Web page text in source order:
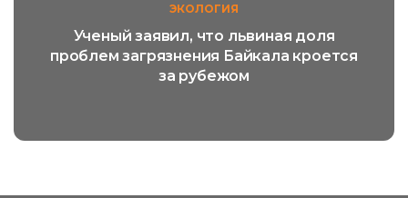
ЭКОЛОГИЯ
Ученый заявил, что львиная доля
проблем загрязнения Байкала кроется
за рубежом